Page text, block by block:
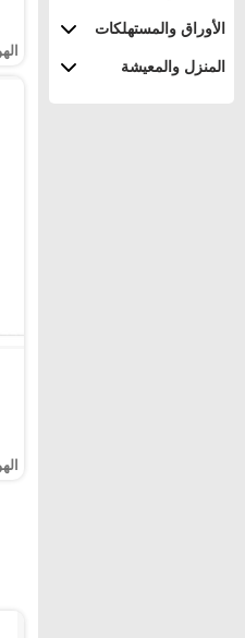
الأوراق والمستهلكات
المنزل والمعيشة